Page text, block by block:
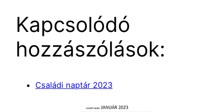
Kapcsolódó
hozzászólások:
Családi naptár 2023